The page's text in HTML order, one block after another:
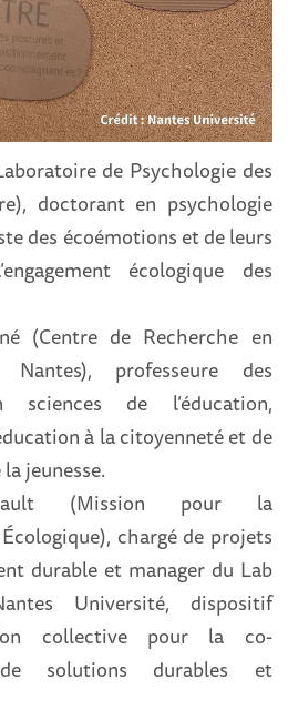
de Psychologie des
doctorant en psychologie
des écoémotions et de leurs
écologique des
(Centre de Recherche en
professeure des
sciences de l’éducation,
à la citoyenneté et de
jeunesse.
(Mission pour la
chargé de projets
durable et manager du Lab
Université, dispositif
collective pour la co-
solutions durables et